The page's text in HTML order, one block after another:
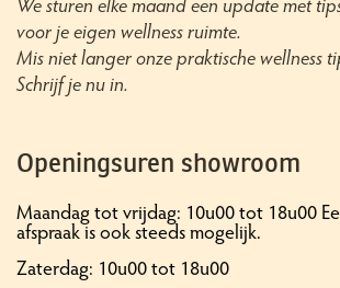
voor je eigen wellness ruimte.
Mis niet langer onze praktische wellness
Schrijf je nu in.
Openingsuren showroom
Maandag tot vrijdag: 10u00 tot 18u00
afspraak is ook steeds mogelijk.
Zaterdag: 10u00 tot 18u00